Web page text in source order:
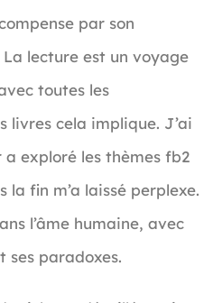
par son
lecture est un voyage
toutes les
livres cela implique. J’ai
exploré les thèmes fb2
fin m’a laissé perplexe.
l’âme humaine, avec
ses paradoxes.